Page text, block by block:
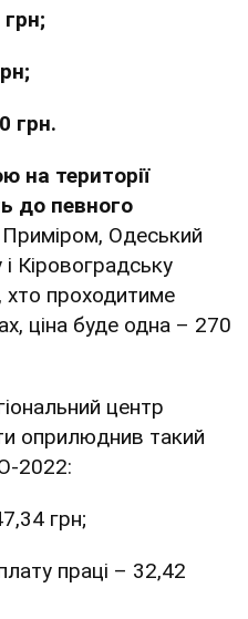
грн.
на території
до певного
Приміром, Одеський
Кіровоградську
хто проходитиме
ціна буде одна – 270
центр
оприлюднив такий
2022:
грн;
праці – 32,42